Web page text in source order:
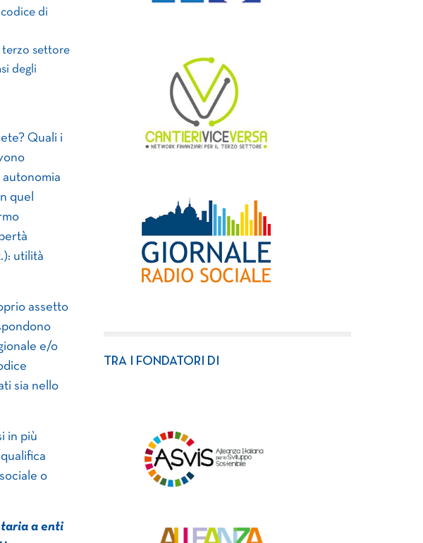
di
terzo settore
degli
Quali i
quel
utilità
assetto
e/o
sia nello
in più
o
a enti
TRA I FONDATORI DI